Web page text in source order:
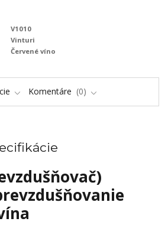
V1010
Vinturi
Červené víno
Komentáre 0